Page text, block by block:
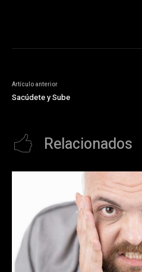
Artículo anterior
Sacúdete y Sube
Relacionados